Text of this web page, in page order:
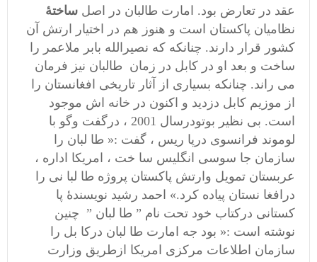
عقد در تعارض بود. امارت طالبان در اصل ساختۀ
نظامیان پاکستان است و هنوز هم در اختیار ارتش آن
کشور قرار دارند. چنانکه که نصیرالله بابر ملاعمر را
ساخت و بعد او در کابل در زمان طالبان نیز فرمان
می راند. چنانکه بسیاری از آثار تاریخی افغانستان را
از موزیم کابل دزدید و اکنون در خانه اش موجود
است. بی نظیر بوتودرسال 2001 ، درگفت وگو با
لوموند فرانسوی درپا ریس ، گفت :« طا لبان را
سازمان جا سوسی انگلیس سا خت ، امریکا اداره ،
عربستان تمویل وارتش پاکستان پروژه طا لبا نی را
درافغا نستان پیاده کرد.» احمد رشید نویسندۀ پا
کستانی درکتاب خود تحت نام ” طا لبان ” چنین
نوشته است :« بود جه امارت طا لبان درکا بل را
سازمان اطلاعات مرکزی امریکا ازطریق وزارت